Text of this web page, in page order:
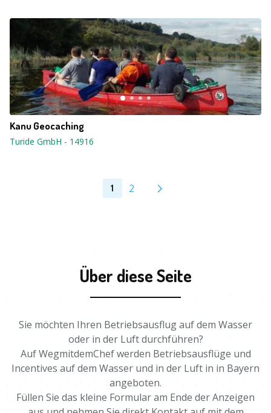
Kanu Geocaching
Turide GmbH - 14916
1 2
Über diese Seite
Sie möchten Ihren Betriebsausflug auf dem Wasser
oder in der Luft durchführen?
Auf WegmitdemChef werden Betriebsausflüge und
Incentives auf dem Wasser und in der Luft in in Bayern
angeboten.
Füllen Sie das kleine Formular am Ende der Anzeigen